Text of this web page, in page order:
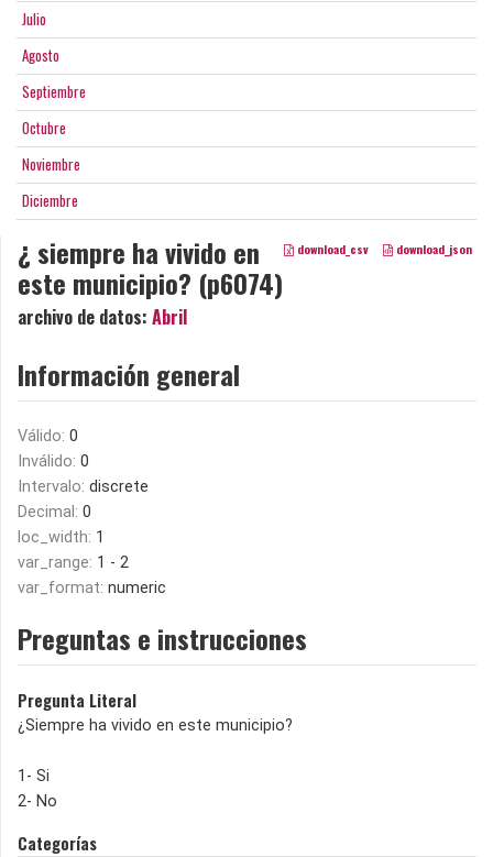
Julio
Agosto
Septiembre
Octubre
Noviembre
Diciembre
download_csv download_json
¿ siempre ha vivido en
este municipio? (p6074)
archivo de datos: Abril
Información general
Válido: 0
Inválido: 0
Intervalo: discrete
Decimal: 0
loc_width: 1
var_range: 1 - 2
var_format: numeric
Preguntas e instrucciones
Pregunta Literal
¿Siempre ha vivido en este municipio?
1- Si
2- No
Categorías